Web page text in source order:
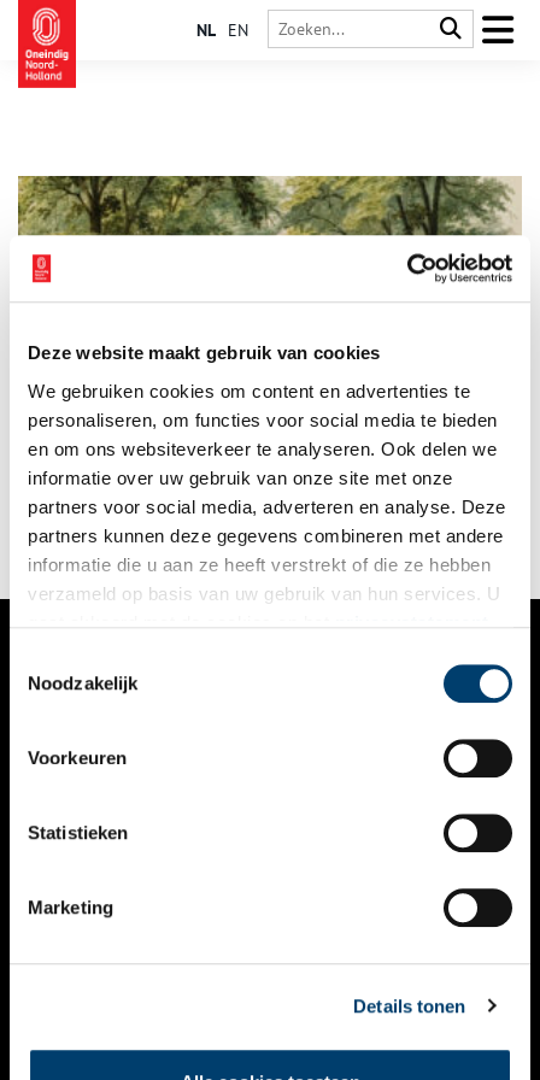
Deze website maakt gebruik van cookies
We gebruiken cookies om content en advertenties te
personaliseren, om functies voor social media te bieden
en om ons websiteverkeer te analyseren. Ook delen we
informatie over uw gebruik van onze site met onze
partners voor social media, adverteren en analyse. Deze
partners kunnen deze gegevens combineren met andere
informatie die u aan ze heeft verstrekt of die ze hebben
verzameld op basis van uw gebruik van hun services. U
Noodzakelijk
Voorkeuren
Statistieken
Marketing
Details tonen
NL EN
Geen park heeft de geschiedenis van zijn stad zo meebeleefd
als de Haarlemmerhout. Dit oudste stadsbos van Nederland is
tegenwoordig omgeven door woonwijken, maar dat was
vroeger wel anders. Als restant van een groot bosgebied heeft
het niet alleen zijn formaat zien veranderen, maar ook zijn
functie. Door de tijd heen veranderde de Hout van een
gebruiksbos in een siertuin, om uit te groeien tot het
monumentale stadspark van nu.
VERHALEN
KALENDER
THEMA’S
VIDEO’S
CONTACT